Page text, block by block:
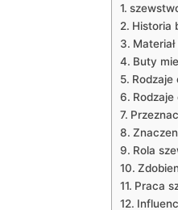
Historia
Buty
Rodzaje
Rola
Praca